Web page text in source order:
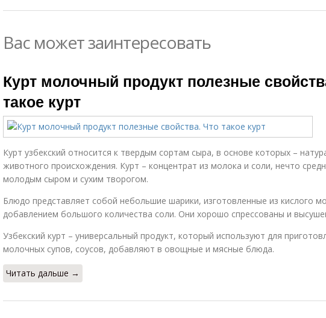
Вас может заинтересовать
Курт молочный продукт полезные
такое курт
Курт узбекский относится к твердым сортам сыра, в основе которых –
животного происхождения. Курт – концентрат из молока и соли, нечто
молодым сыром и сухим творогом.
Блюдо представляет собой небольшие шарики, изготовленные из кислого
добавлением большого количества соли. Они хорошо спрессованы и
Узбекский курт – универсальный продукт, который используют для
молочных супов, соусов, добавляют в овощные и мясные блюда.
Читать дальше →